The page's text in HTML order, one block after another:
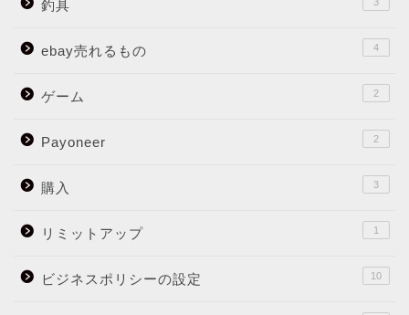
釣具
ebay売れるもの 4
ゲーム 2
Payoneer 2
購入 3
リミットアップ 1
ビジネスポリシーの設定 10